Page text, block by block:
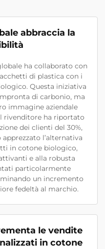
abbraccia la
ha collaborato con
di plastica con i
Questa iniziativa
di carbonio, ma
immagine aziendale
rivenditore ha riportato
dei clienti del 30%,
l’alternativa
in cotone biologico,
e alla robusta
particolarmente
un incremento
fedeltà al marchio.
le vendite
in cotone